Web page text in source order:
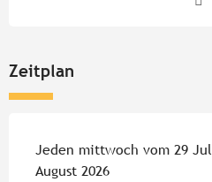
Zeitplan
Jeden mittwoch vom 29
August 2026